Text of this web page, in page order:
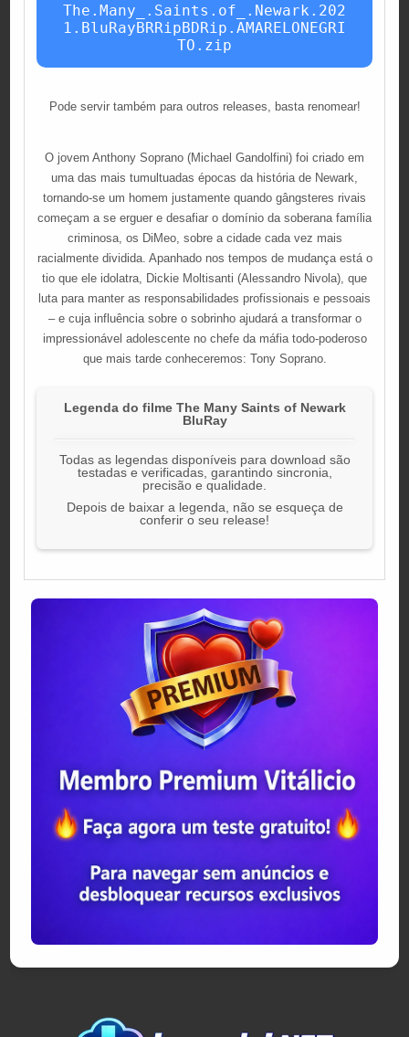
The.Many_.Saints.of_.Newark.202
1.BluRayBRRipBDRip.AMARELONEGRI
TO.zip
Pode servir também para outros releases, basta renomear!
O jovem Anthony Soprano (Michael Gandolfini) foi criado em
uma das mais tumultuadas épocas da história de Newark,
tornando-se um homem justamente quando gângsteres rivais
começam a se erguer e desafiar o domínio da soberana família
criminosa, os DiMeo, sobre a cidade cada vez mais
racialmente dividida. Apanhado nos tempos de mudança está o
tio que ele idolatra, Dickie Moltisanti (Alessandro Nivola), que
luta para manter as responsabilidades profissionais e pessoais
– e cuja influência sobre o sobrinho ajudará a transformar o
impressionável adolescente no chefe da máfia todo-poderoso
que mais tarde conheceremos: Tony Soprano.
Legenda do filme The Many Saints of Newark
BluRay
Todas as legendas disponíveis para download são
testadas e verificadas, garantindo sincronia,
precisão e qualidade.
Depois de baixar a legenda, não se esqueça de
conferir o seu release!